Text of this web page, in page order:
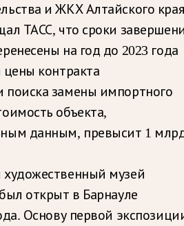
и ЖКХ Алтайского края
ТАСС, что сроки
на год до 2023 года
цены контракта
поиска замены импортного
объекта,
данным, превысит 1
художественный музей
открыт в Барнауле
Основу первой